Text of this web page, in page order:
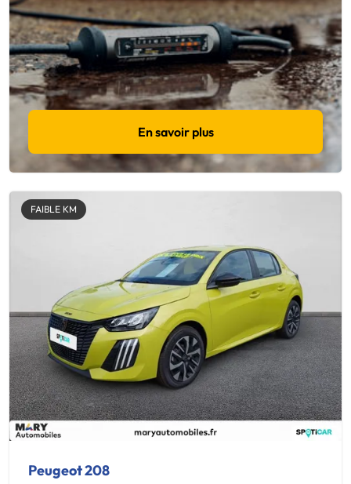
En savoir plus
FAIBLE KM
Peugeot 208